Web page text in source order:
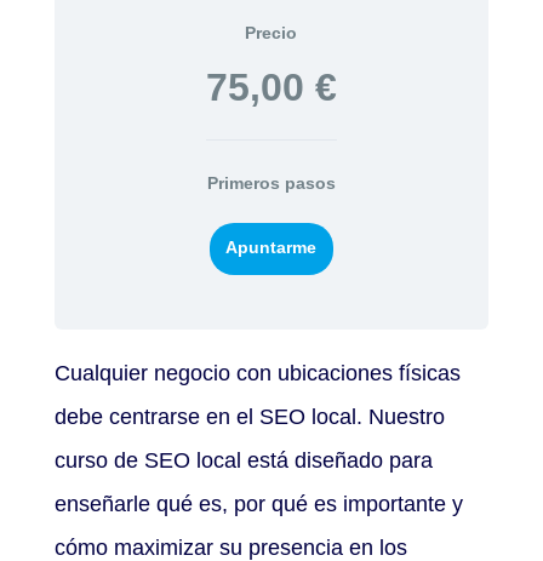
Precio
75,00 €
Primeros pasos
Apuntarme
Cualquier negocio con ubicaciones físicas
debe centrarse en el SEO local. Nuestro
curso de SEO local está diseñado para
enseñarle qué es, por qué es importante y
cómo maximizar su presencia en los